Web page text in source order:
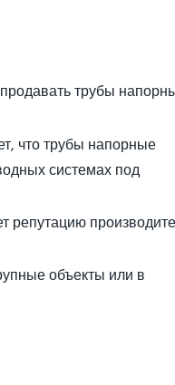
трубы
что трубы напорные
системах под
объекты или в